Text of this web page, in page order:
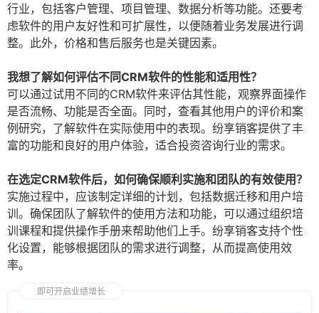
行业，包括客户管理、项目管理、数据分析等功能。还要考
虑软件的用户友好性和可扩展性，以便随着业务发展进行调
整。此外，价格和售后服务也是关键因素。
我想了解如何评估不同CRM软件的性能和适用性？
可以通过试用不同的CRM软件来评估其性能，观察界面操作
是否流畅、功能是否全面。同时，查看其他用户的评价和案
例研究，了解软件在实际使用中的表现。纷享销客提供了丰
富的功能和良好的用户体验，适合投资咨询行业的需求。
在选定CRM软件后，如何确保顺利实施和团队的有效使用？
实施过程中，应该制定详细的计划，包括数据迁移和用户培
训。确保团队了解软件的使用方法和功能，可以通过组织培
训课程和提供操作手册来帮助他们上手。纷享销客支持个性
化设置，能够根据团队的需求进行调整，从而提高使用效
率。
即可开启业绩增长